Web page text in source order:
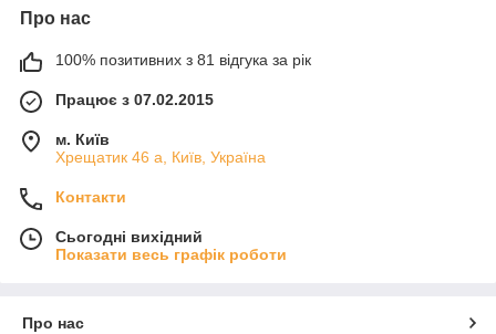
Про нас
100% позитивних з 81 відгука за рік
Працює з 07.02.2015
м. Київ
Хрещатик 46 а, Київ, Україна
Контакти
Сьогодні вихідний
Показати весь графік роботи
Про нас